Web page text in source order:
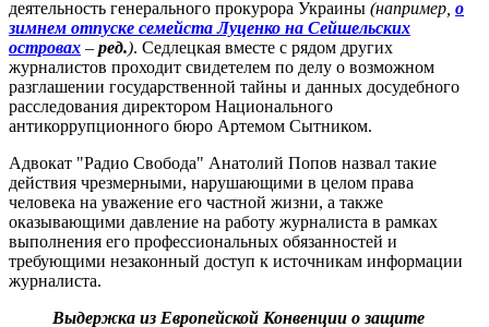
деятельность генерального прокурора Украины (например, о
зимнем отпуске семейста Луценко на Сейшельских
островах – ред.). Седлецкая вместе с рядом других
журналистов проходит свидетелем по делу о возможном
разглашении государственной тайны и данных досудебного
расследования директором Национального
антикоррупционного бюро Артемом Сытником.
Адвокат "Радио Свобода" Анатолий Попов назвал такие
действия чрезмерными, нарушающими в целом права
человека на уважение его частной жизни, а также
оказывающими давление на работу журналиста в рамках
выполнения его профессиональных обязанностей и
требующими незаконный доступ к источникам информации
журналиста.
Выдержка из Европейской Конвенции о защите